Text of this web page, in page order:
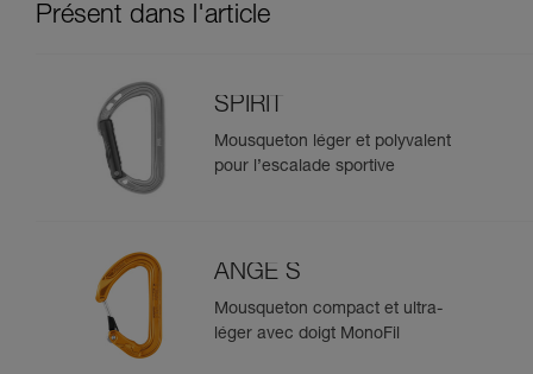
Présent dans l'article
SPIRIT
Mousqueton léger et polyvalent
pour l’escalade sportive
ANGE S
Mousqueton compact et ultra-
léger avec doigt MonoFil